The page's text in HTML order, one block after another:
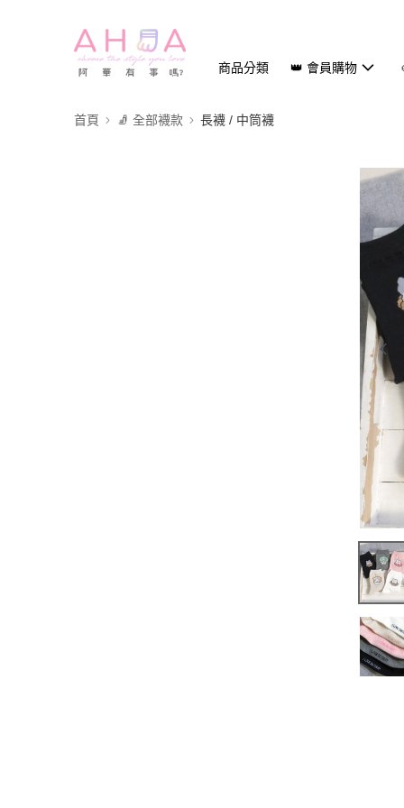
商品分類 👑 會員購物
首頁 🧦 全部襪款 長襪 / 中筒襪